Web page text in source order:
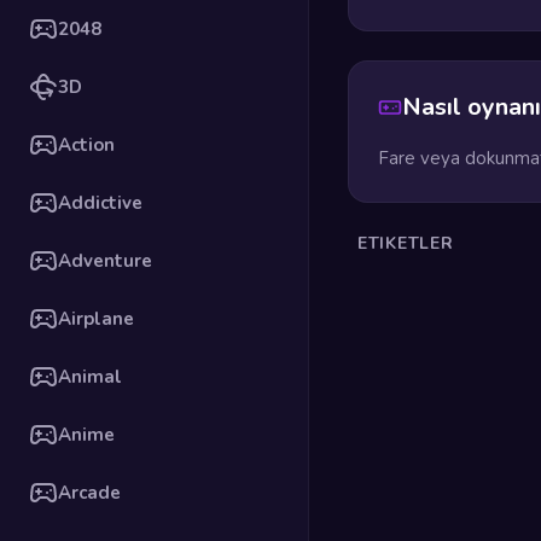
2048
3D
Action
Addictive
Adventure
Airplane
Animal
Anime
Arcade
Nasıl
Fare veya
ETIKETLER